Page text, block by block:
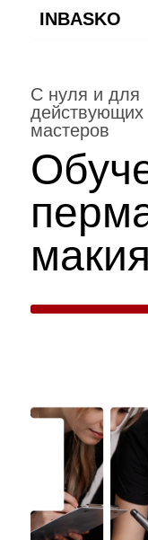
INBASKO
С нуля и для
действующих
мастеров